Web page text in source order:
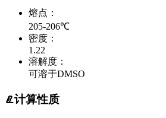
熔点：
205-206℃
密度：
1.22
溶解度：
可溶于DMSO
计算性质